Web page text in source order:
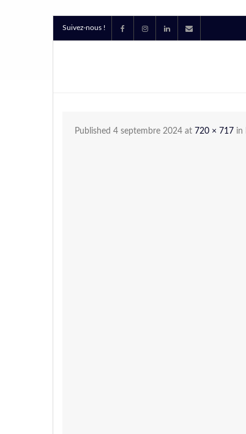
Suivez-nous !
Published 4 septembre 2024 at 720 × 717 in